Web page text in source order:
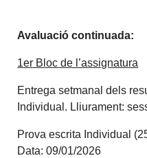
Avaluaciócontinuada:
1er Bloc de l’assignatura
Entrega setmanal dels
Individual. Lliurament:
Prova escrita Individual
Data: 09/01/2026